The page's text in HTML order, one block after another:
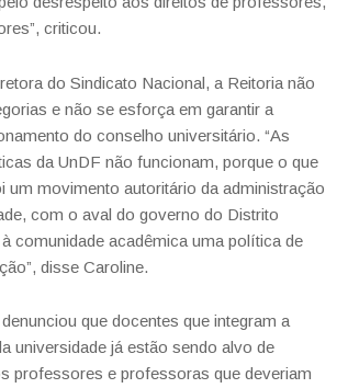
criticou.
do Sindicato Nacional, a Reitoria não
e não se esforça em garantir a
do conselho universitário. “As
da UnDF não funcionam, porque o que
um movimento autoritário da administração
com o aval do governo do Distrito
comunidade acadêmica uma política de
disse Caroline.
que docentes que integram a
universidade já estão sendo alvo de
professores e professoras que deveriam